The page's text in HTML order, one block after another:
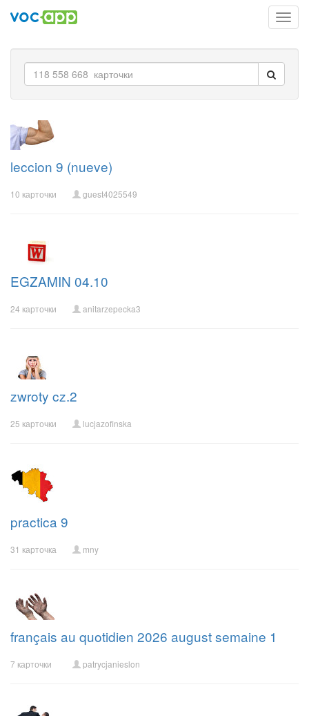
leccion 9 (nueve)
10 карточки guest4025549
EGZAMIN 04.10
24 карточки anitarzepecka3
zwroty cz.2
25 карточки lucjazofinska
practica 9
31 карточка mny
français au quotidien 2026 august semaine 1
7 карточки patrycjanieslon